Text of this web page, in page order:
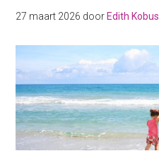
27 maart 2026 door Edith Kobus